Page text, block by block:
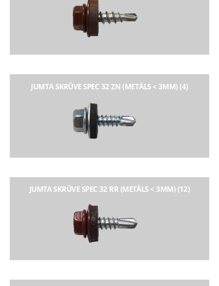
JUMTA SKRŪVE SPEC 32 ZN (METĀLS < 3MM) (4)
JUMTA SKRŪVE SPEC 32 RR (METĀLS < 3MM) (12)